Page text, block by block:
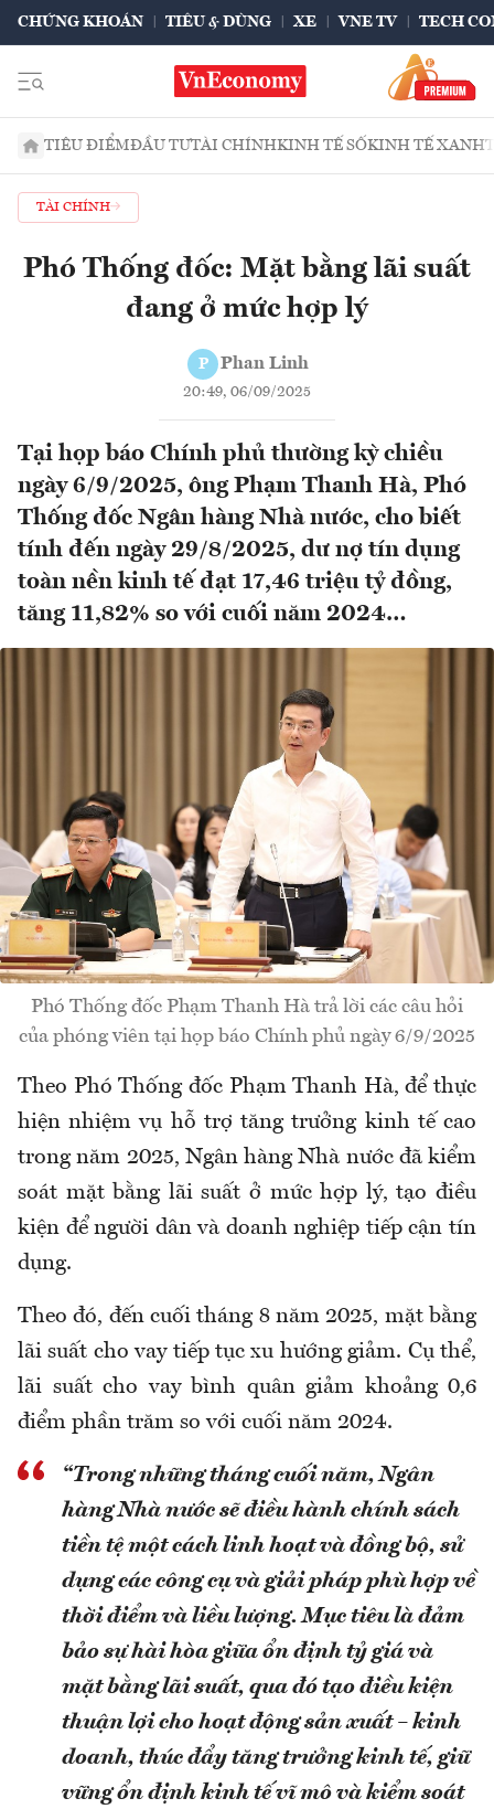
CHỨNG KHOÁN TIÊU & DÙNG XE VNE TV TECH
TIÊU ĐIỂMĐẦU TƯTÀI CHÍNHKINH TẾ SỐKINH TẾ XANH
TÀI CHÍNH
Phó Thống đốc: Mặt bằng lãi suất
đang ở mức hợp lý
P Phan Linh
20:49, 06/09/2025
Tại họp báo Chính phủ thường kỳ chiều
ngày 6/9/2025, ông Phạm Thanh Hà, Phó
Thống đốc Ngân hàng Nhà nước, cho biết
tính đến ngày 29/8/2025, dư nợ tín dụng
toàn nền kinh tế đạt 17,46 triệu tỷ đồng,
tăng 11,82% so với cuối năm 2024…
Phó Thống đốc Phạm Thanh Hà trả lời các câu hỏi
của phóng viên tại họp báo Chính phủ ngày 6/9/2025
Theo Phó Thống đốc Phạm Thanh Hà, để thực
hiện nhiệm vụ hỗ trợ tăng trưởng kinh tế cao
trong năm 2025, Ngân hàng Nhà nước đã kiểm
soát mặt bằng lãi suất ở mức hợp lý, tạo điều
kiện để người dân và doanh nghiệp tiếp cận tín
dụng.
Theo đó, đến cuối tháng 8 năm 2025, mặt bằng
lãi suất cho vay tiếp tục xu hướng giảm. Cụ thể,
lãi suất cho vay bình quân giảm khoảng 0,6
điểm phần trăm so với cuối năm 2024.
“Trong những tháng cuối năm, Ngân
hàng Nhà nước sẽ điều hành chính sách
tiền tệ một cách linh hoạt và đồng bộ, sử
dụng các công cụ và giải pháp phù hợp về
thời điểm và liều lượng. Mục tiêu là đảm
bảo sự hài hòa giữa ổn định tỷ giá và
mặt bằng lãi suất, qua đó tạo điều kiện
thuận lợi cho hoạt động sản xuất – kinh
doanh, thúc đẩy tăng trưởng kinh tế, giữ
vững ổn định kinh tế vĩ mô và kiểm soát